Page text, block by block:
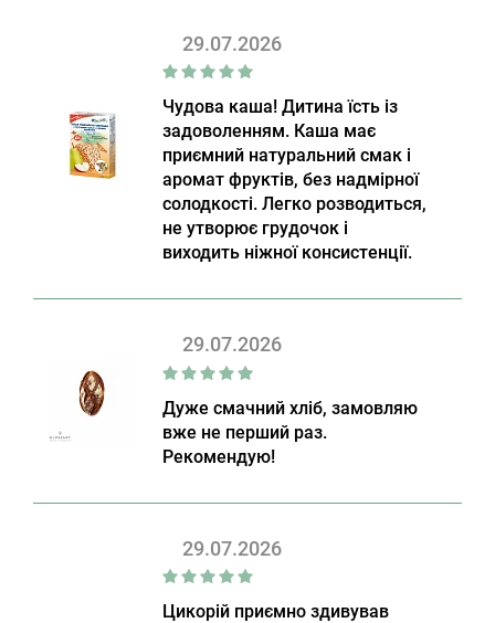
29.07.2026
Чудова каша! Дитина їсть із
задоволенням. Каша має
приємний натуральний смак і
аромат фруктів, без надмірної
солодкості. Легко розводиться,
не утворює грудочок і
виходить ніжної консистенції.
29.07.2026
Дуже смачний хліб, замовляю
вже не перший раз.
Рекомендую!
29.07.2026
Цикорій приємно здивував